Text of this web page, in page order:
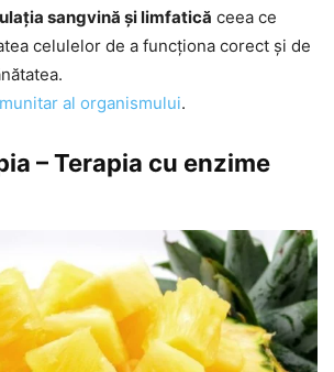
sangvină și limfatică ceea ce
celulelor de a funcționa corect și de
al organismului.
– Terapia cu enzime